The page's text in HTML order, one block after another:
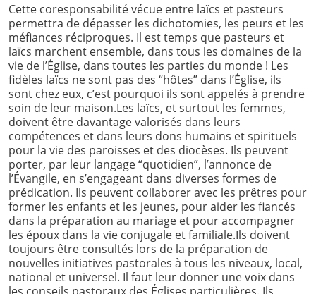
Cette coresponsabilité vécue entre laïcs et pasteurs
permettra de dépasser les dichotomies, les peurs et les
méfiances réciproques. Il est temps que pasteurs et
laïcs marchent ensemble, dans tous les domaines de la
vie de l’Église, dans toutes les parties du monde ! Les
fidèles laïcs ne sont pas des “hôtes” dans l’Église, ils
sont chez eux, c’est pourquoi ils sont appelés à prendre
soin de leur maison.Les laïcs, et surtout les femmes,
doivent être davantage valorisés dans leurs
compétences et dans leurs dons humains et spirituels
pour la vie des paroisses et des diocèses. Ils peuvent
porter, par leur langage “quotidien”, l’annonce de
l’Évangile, en s’engageant dans diverses formes de
prédication. Ils peuvent collaborer avec les prêtres pour
former les enfants et les jeunes, pour aider les fiancés
dans la préparation au mariage et pour accompagner
les époux dans la vie conjugale et familiale.Ils doivent
toujours être consultés lors de la préparation de
nouvelles initiatives pastorales à tous les niveaux, local,
national et universel. Il faut leur donner une voix dans